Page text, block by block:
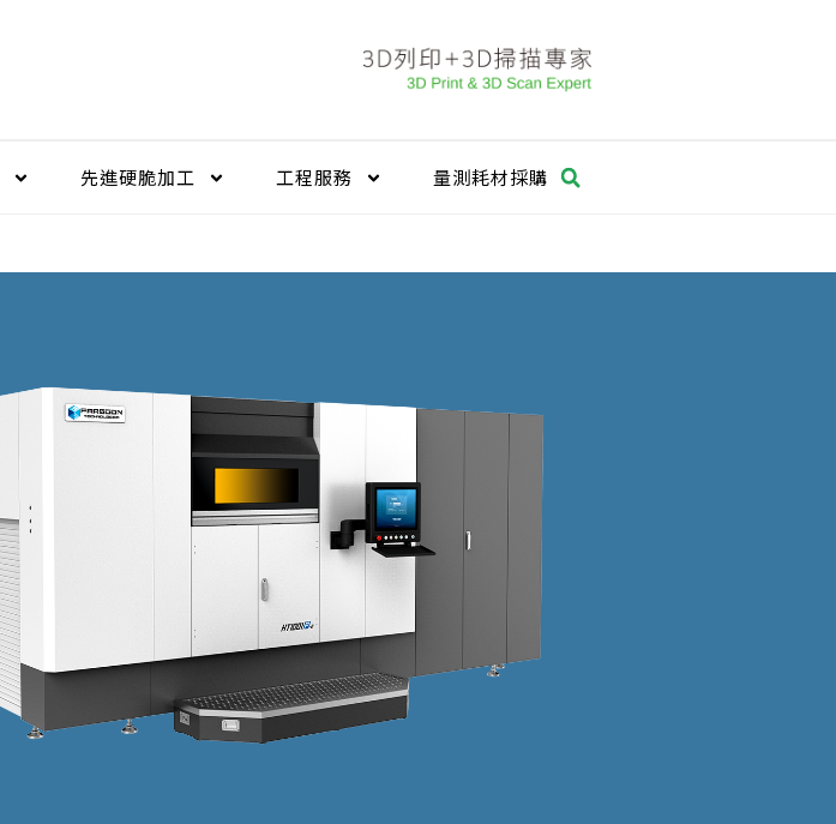
先進硬脆加工​ 工程服務 量測耗材採購